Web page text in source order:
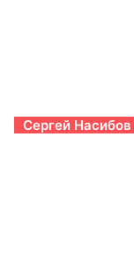
Сергей Насибов